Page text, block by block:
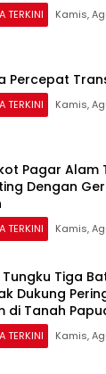
TERKINI Kamis,
Percepat
TERKINI Kamis,
Pagar Alam
Dengan
TERKINI Kamis,
Tungku Tiga
Dukung
di Tanah
TERKINI Kamis,